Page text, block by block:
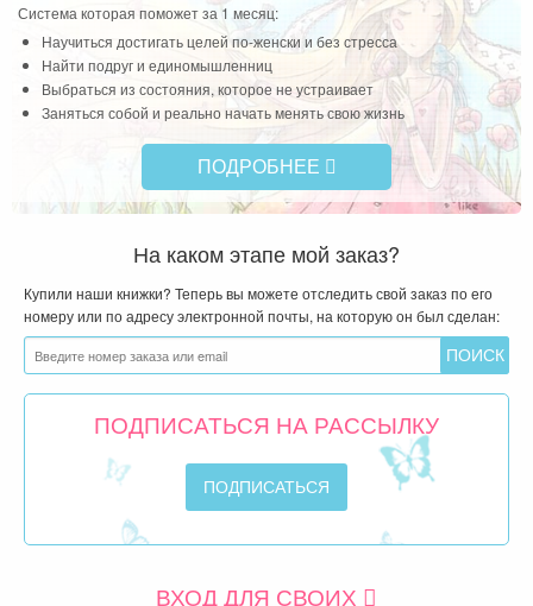
Система которая поможет за 1 месяц:
Научиться достигать целей по-женски и без стресса
Найти подруг и единомышленниц
Выбраться из состояния, которое не устраивает
Заняться собой и реально начать менять свою жизнь
ПОДРОБНЕЕ
На каком этапе мой заказ?
Купили наши книжки? Теперь вы можете отследить свой заказ по его
номеру или по адресу электронной почты, на которую он был сделан:
ПОДПИСАТЬСЯ НА РАССЫЛКУ
ВХОД ДЛЯ СВОИХ